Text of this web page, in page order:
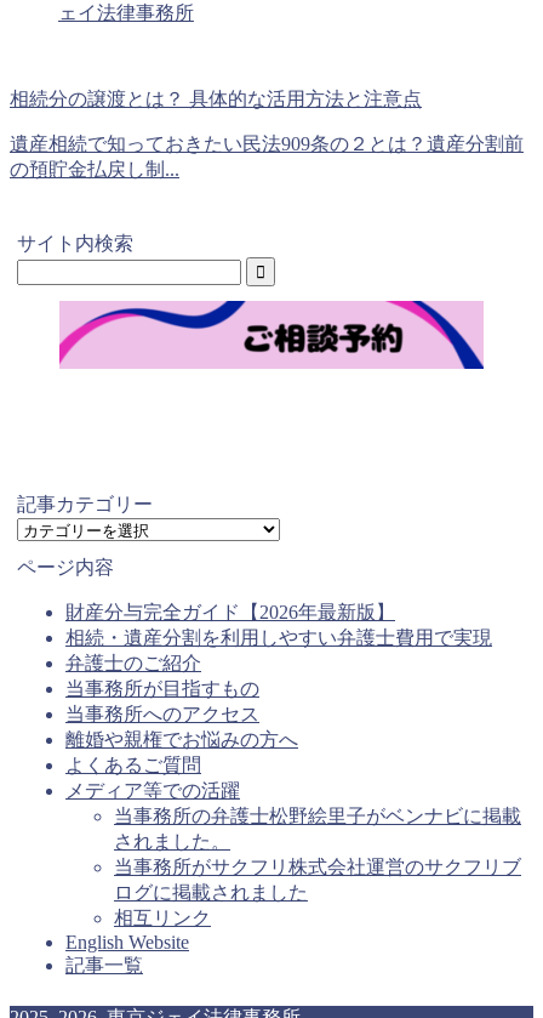
ェイ法律事務所
相続分の譲渡とは？ 具体的な活用方法と注意点
遺産相続で知っておきたい民法909条の２とは？遺産分割前
の預貯金払戻し制...
サイト内検索
記事カテゴリー
記
カ
ページ内容
財産分与完全ガイド【2026年最新版】
相続・遺産分割を利用しやすい弁護士費用で実現
弁護士のご紹介
当事務所が目指すもの
当事務所へのアクセス
離婚や親権でお悩みの方へ
よくあるご質問
メディア等での活躍
当事務所の弁護士松野絵里子がベンナビに掲載
されました。
当事務所がサクフリ株式会社運営のサクフリブ
ログに掲載されました
相互リンク
English Website
記事一覧